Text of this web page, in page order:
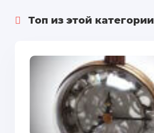
Топ из этой категории